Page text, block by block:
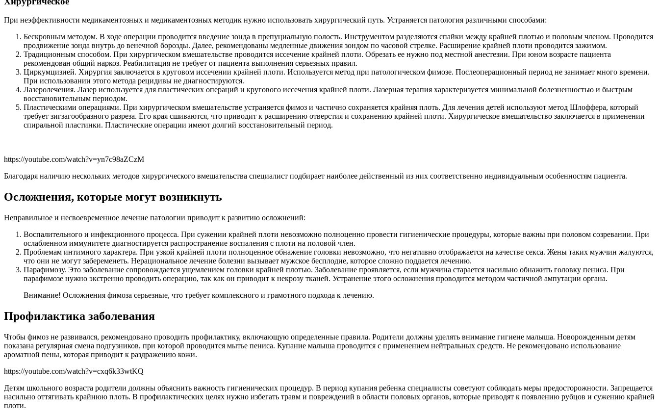
При неэффективности медикаментозных и медикаментозных методик нужно использовать хирургический путь. Устраняется патология различными способами:
Бескровным методом. В ходе операции проводится введение зонда в препуциальную полость. Инструментом разделяются спайки между крайней плотью и половым членом. Проводится
продвижение зонда внутрь до венечной борозды. Далее, рекомендованы медленные движения зондом по часовой стрелке. Расширение крайней плоти проводится зажимом.
Традиционным способом. При хирургическом вмешательстве проводится иссечение крайней плоти. Обрезать ее нужно под местной анестезии. При юном возрасте пациента
рекомендован общий наркоз. Реабилитация не требует от пациента выполнения серьезных правил.
Циркумцизией. Хирургия заключается в круговом иссечении крайней плоти. Используется метод при патологическом фимозе. Послеоперационный период не занимает много времени.
При использовании этого метода рецидивы не диагностируются.
Лазеролечения. Лазер используется для пластических операций и кругового иссечения крайней плоти. Лазерная терапия характеризуется минимальной болезненностью и быстрым
восстановительным периодом.
Пластическими операциями. При хирургическом вмешательстве устраняется фимоз и частично сохраняется крайняя плоть. Для лечения детей используют метод Шлоффера, который
требует зигзагообразного разреза. Его края сшиваются, что приводит к расширению отверстия и сохранению крайней плоти. Хирургическое вмешательство заключается в применении
спиральной пластинки. Пластические операции имеют долгий восстановительный период.
https://youtube.com/watch?v=yn7c98aZCzM
Благодаря наличию нескольких методов хирургического вмешательства специалист подбирает наиболее действенный из них соответственно индивидуальным особенностям пациента.
Осложнения, которые могут возникнуть
Неправильное и несвоевременное лечение патологии приводит к развитию осложнений:
Воспалительного и инфекционного процесса. При сужении крайней плоти невозможно полноценно провести гигиенические процедуры, которые важны при половом созревании. При
ослабленном иммунитете диагностируется распространение воспаления с плоти на половой член.
Проблемам интимного характера. При узкой крайней плоти полноценное обнажение головки невозможно, что негативно отображается на качестве секса. Жены таких мужчин жалуются,
что они не могут забеременеть. Нерациональное лечение болезни вызывает мужское бесплодие, которое сложно поддается лечению.
Парафимозу. Это заболевание сопровождается ущемлением головки крайней плотью. Заболевание проявляется, если мужчина старается насильно обнажить головку пениса. При
парафимозе нужно экстренно проводить операцию, так как он приводит к некрозу тканей. Устранение этого осложнения проводится методом частичной ампутации органа.
Внимание! Осложнения фимоза серьезные, что требует комплексного и грамотного подхода к лечению.
Профилактика заболевания
Чтобы фимоз не развивался, рекомендовано проводить профилактику, включающую определенные правила. Родители должны уделять внимание гигиене малыша. Новорожденным детям
показана регулярная смена подгузников, при которой проводится мытье пениса. Купание малыша проводится с применением нейтральных средств. Не рекомендовано использование
ароматной пены, которая приводит к раздражению кожи.
https://youtube.com/watch?v=cxq6k33wtKQ
Детям школьного возраста родители должны объяснить важность гигиенических процедур. В период купания ребенка специалисты советуют соблюдать меры предосторожности. Запрещается
насильно оттягивать крайнюю плоть. В профилактических целях нужно избегать травм и повреждений в области половых органов, которые приводят к появлению рубцов и сужению крайней
плоти.